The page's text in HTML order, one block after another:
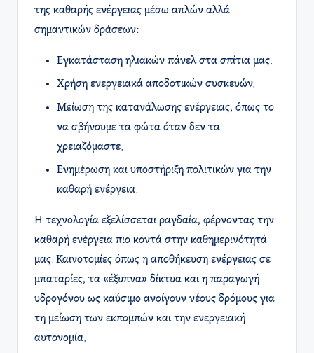
της καθαρής ενέργειας μέσω απλών αλλά
σημαντικών δράσεων:
Εγκατάσταση ηλιακών πάνελ στα σπίτια μας.
Χρήση ενεργειακά αποδοτικών συσκευών.
Μείωση της κατανάλωσης ενέργειας, όπως το
να σβήνουμε τα φώτα όταν δεν τα
χρειαζόμαστε.
Ενημέρωση και υποστήριξη πολιτικών για την
καθαρή ενέργεια.
Η τεχνολογία εξελίσσεται ραγδαία, φέρνοντας την
καθαρή ενέργεια πιο κοντά στην καθημερινότητά
μας. Καινοτομίες όπως η αποθήκευση ενέργειας σε
μπαταρίες, τα «έξυπνα» δίκτυα και η παραγωγή
υδρογόνου ως καύσιμο ανοίγουν νέους δρόμους για
τη μείωση των εκπομπών και την ενεργειακή
αυτονομία.